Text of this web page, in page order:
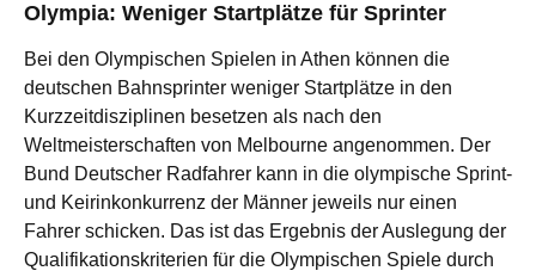
Olympia: Weniger Startplätze für Sprinter
Bei den Olympischen Spielen in Athen können die
deutschen Bahnsprinter weniger Startplätze in den
Kurzzeitdisziplinen besetzen als nach den
Weltmeisterschaften von Melbourne angenommen. Der
Bund Deutscher Radfahrer kann in die olympische Sprint-
und Keirinkonkurrenz der Männer jeweils nur einen
Fahrer schicken. Das ist das Ergebnis der Auslegung der
Qualifikationskriterien für die Olympischen Spiele durch